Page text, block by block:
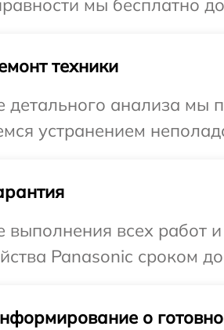
мы бесплатно
техники
детального анализа мы
устранением
выполнения всех работ
Panasonic сроком
о